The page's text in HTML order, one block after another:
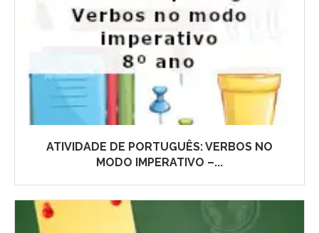
ATIVIDADE DE PORTUGUÊS: VERBOS NO
MODO IMPERATIVO –...